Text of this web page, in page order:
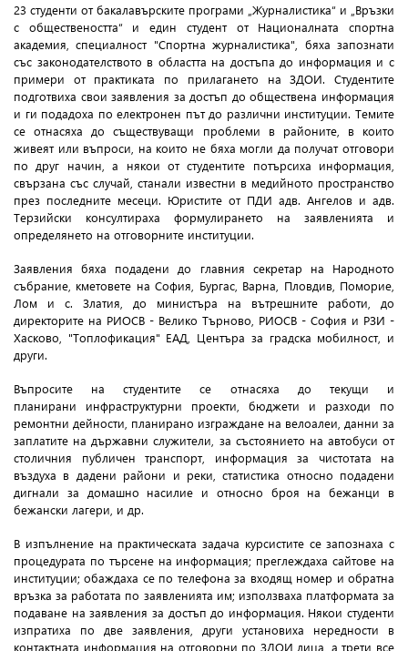
23 студенти от бакалавърските програми „Журналистика“ и „Връзки
с обществеността“ и един студент от Националната спортна
академия, специалност "Спортна журналистика", бяха запознати
със законодателството в областта на достъпа до информация и с
примери от практиката по прилагането на ЗДОИ. Студентите
подготвиха свои заявления за достъп до обществена информация
и ги подадоха по електронен път до различни институции. Темите
се отнасяха до съществуващи проблеми в районите, в които
живеят или въпроси, на които не бяха могли да получат отговори
по друг начин, а някои от студентите потърсиха информация,
свързана със случай, станали известни в медийното пространство
през последните месеци. Юристите от ПДИ адв. Ангелов и адв.
Терзийски консултираха формулирането на заявленията и
определянето на отговорните институции.
Заявления бяха подадени до главния секретар на Народното
събрание, кметовете на София, Бургас, Варна, Пловдив, Поморие,
Лом и с. Златия, до министъра на вътрешните работи, до
директорите на РИОСВ - Велико Търново, РИОСВ - София и РЗИ -
Хасково, "Топлофикация" ЕАД, Центъра за градска мобилност, и
други.
Въпросите на студентите се отнасяха до текущи и
планирани инфраструктурни проекти, бюджети и разходи по
ремонтни дейности, планирано изграждане на велоалеи, данни за
заплатите на държавни служители, за състоянието на автобуси от
столичния публичен транспорт, информация за чистотата на
въздуха в дадени райони и реки, статистика относно подадени
дигнали за домашно насилие и относно броя на бежанци в
бежански лагери, и др.
В изпълнение на практическата задача курсистите се запознаха с
процедурата по търсене на информация; преглеждаха сайтове на
институции; обаждаха се по телефона за входящ номер и обратна
връзка за работата по заявленията им; използваха платформата за
подаване на заявления за достъп до информация. Някои студенти
изпратиха по две заявления, други установиха нередности в
контактната информация на отговорни по ЗДОИ лица, а трети все